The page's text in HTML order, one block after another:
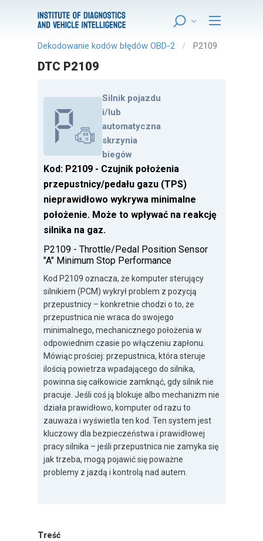
Dekodowanie kodów błędów OBD-2 P2109
DTC P2109
Silnik pojazdu
i/lub
automatyczna
skrzynia
biegów
Kod: P2109 - Czujnik położenia
przepustnicy/pedału gazu (TPS)
nieprawidłowo wykrywa minimalne
położenie. Może to wpływać na reakcję
silnika na gaz.
P2109 - Throttle/Pedal Position Sensor
"A" Minimum Stop Performance
Kod P2109 oznacza, że komputer sterujący
silnikiem (PCM) wykrył problem z pozycją
przepustnicy – konkretnie chodzi o to, że
przepustnica nie wraca do swojego
minimalnego, mechanicznego położenia w
odpowiednim czasie po włączeniu zapłonu.
Mówiąc prościej: przepustnica, która steruje
ilością powietrza wpadającego do silnika,
powinna się całkowicie zamknąć, gdy silnik nie
pracuje. Jeśli coś ją blokuje albo mechanizm nie
działa prawidłowo, komputer od razu to
zauważa i wyświetla ten kod. Ten system jest
kluczowy dla bezpieczeństwa i prawidłowej
pracy silnika – jeśli przepustnica nie zamyka się
jak trzeba, mogą pojawić się poważne
problemy z jazdą i kontrolą nad autem.
Treść